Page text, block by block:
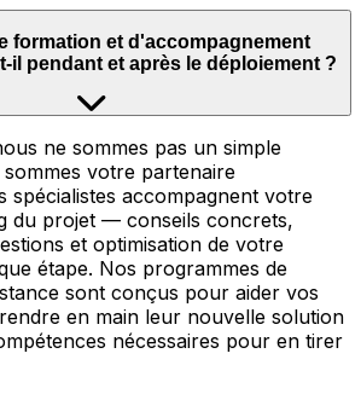
formation et d'accompagnement
il pendant et après le déploiement ?
ne sommes pas un simple
votre partenaire
spécialistes accompagnent votre
du projet — conseils concrets,
et optimisation de votre
étape. Nos programmes de
sont conçus pour aider vos
en main leur nouvelle solution
nécessaires pour en tirer